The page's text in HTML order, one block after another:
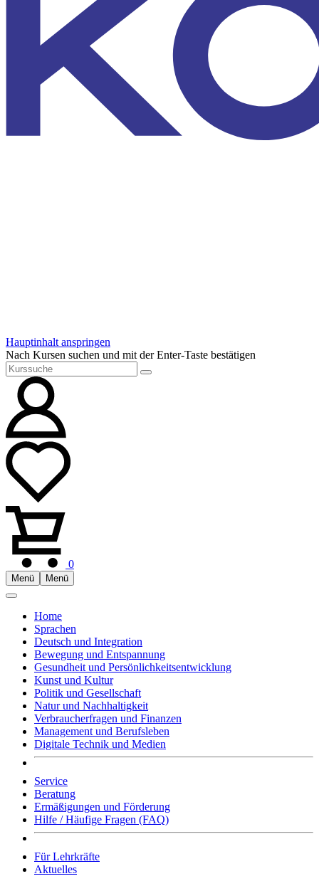
Hauptinhalt anspringen
Nach Kursen suchen und mit der Enter-Taste bestätigen
0
Menü Menü
Home
Sprachen
Deutsch und Integration
Bewegung und Entspannung
Gesundheit und Persönlichkeitsentwicklung
Kunst und Kultur
Politik und Gesellschaft
Natur und Nachhaltigkeit
Verbraucherfragen und Finanzen
Management und Berufsleben
Digitale Technik und Medien
Service
Beratung
Ermäßigungen und Förderung
Hilfe / Häufige Fragen (FAQ)
Für Lehrkräfte
Aktuelles